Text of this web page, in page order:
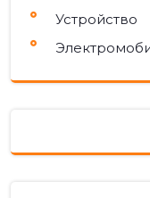
Устройство